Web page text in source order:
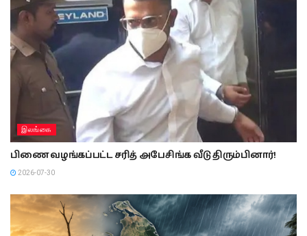
இலங்கை
பிணை வழங்கப்பட்ட சரித் அபேசிங்க வீடு திரும்பினார்!
2026-07-30